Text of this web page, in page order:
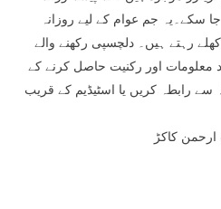
سکے۔یہ جم عوام کے لیے روزانہ
سے رات 9 بجے تک کھلے رہتے ہیں۔ دلچسپی رکھنے والے
معلومات اور رکنیت حاصل کرنے کے
سے رابطہ کریں یا اسٹیڈیم کے قریب
کاکڑ